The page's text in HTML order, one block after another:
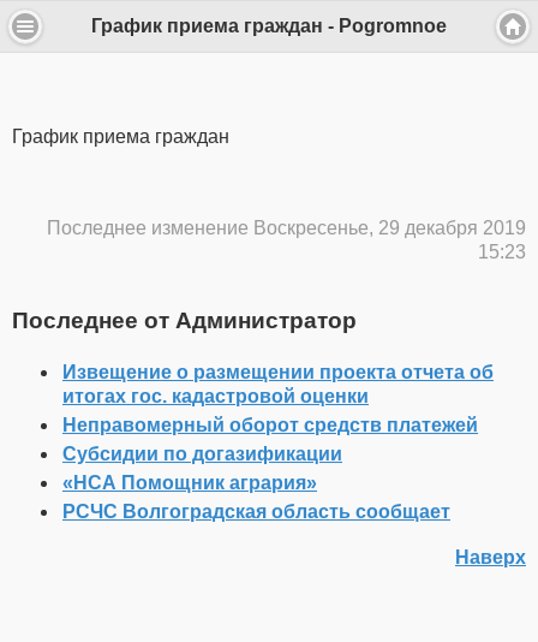
График приема граждан - Pogromnoe
График приема граждан
Последнее изменение Воскресенье, 29 декабря 2019
15:23
Последнее от Администратор
Извещение о размещении проекта отчета об
итогах гос. кадастровой оценки
Неправомерный оборот средств платежей
Субсидии по догазификации
«НСА Помощник агрария»
РСЧС Волгоградская область сообщает
Наверх